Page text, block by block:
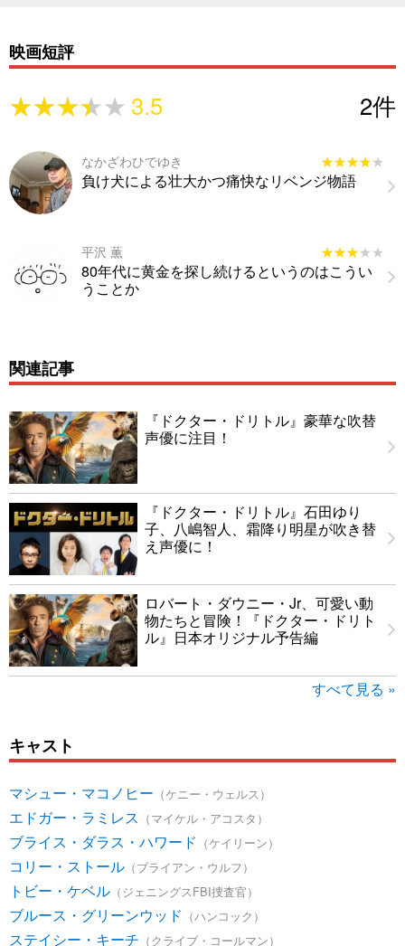
映画短評
★★★★★
★★★★★ 3.5 2件
なかざわひでゆき ★★★★★
★★★★★
負け犬による壮大かつ痛快なリベンジ物語
平沢 薫 ★★★★★
★★★★★
80年代に黄金を探し続けるというのはこうい
うことか
関連記事
『ドクター・ドリトル』豪華な吹替
声優に注目！
『ドクター・ドリトル』石田ゆり
子、八嶋智人、霜降り明星が吹き替
え声優に！
ロバート・ダウニー・Jr、可愛い動
物たちと冒険！『ドクター・ドリト
ル』日本オリジナル予告編
すべて見る »
キャスト
マシュー・マコノヒー （ケニー・ウェルス）
エドガー・ラミレス （マイケル・アコスタ）
ブライス・ダラス・ハワード （ケイリーン）
コリー・ストール （ブライアン・ウルフ）
トビー・ケベル （ジェニングスFBI捜査官）
ブルース・グリーンウッド （ハンコック）
ステイシー・キーチ （クライブ・コールマン）